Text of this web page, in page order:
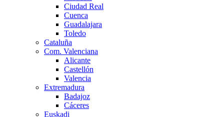
Ciudad Real
Cuenca
Guadalajara
Toledo
Cataluña
Com. Valenciana
Alicante
Castellón
Valencia
Extremadura
Badajoz
Cáceres
Euskadi